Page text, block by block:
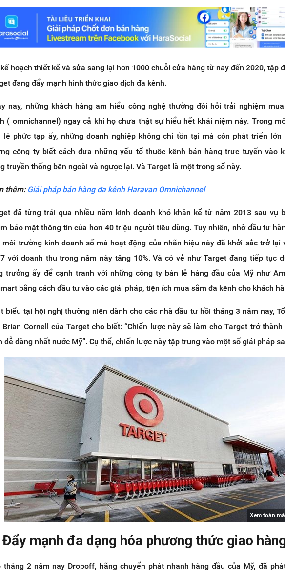
hoạch thiết kế và sửa sang lại hơn 1000 chuỗi cửa hàng từ nay đến 2020, tập
đang đẩy mạnh hình thức giao dịch đa kênh.
nay, những khách hàng am hiểu công nghệ thường đòi hỏi trải nghiệm
( omnichannel) ngay cả khi họ chưa thật sự hiểu hết khái niệm này. Trong
lẻ phức tạp ấy, những doanh nghiệp không chỉ tồn tại mà còn phát triển lớn
công ty biết cách đưa những yếu tố thuộc kênh bán hàng trực tuyến vào
truyền thống bên ngoài và ngược lại. Và Target là một trong số này.
thêm: Giải pháp bán hàng đa kênh Haravan Omnichannel
đã từng trải qua nhiều năm kinh doanh khó khăn kể từ năm 2013 sau vụ
bảo mật thông tin của hơn 40 triệu người tiêu dùng. Tuy nhiên, nhờ đầu tư
môi trường kinh doanh số mà hoạt động của nhãn hiệu này đã khởi sắc trở lại
với doanh thu trong năm này tăng 10%. Và có vẻ như Target đang tiếp tục
trưởng ấy để cạnh tranh với những công ty bán lẻ hàng đầu của Mỹ như
bằng cách đầu tư vào các giải pháp, tiện ích mua sắm đa kênh cho khách
biểu tại hội nghị thường niên dành cho các nhà đầu tư hồi tháng 3 năm nay,
Brian Cornell của Target cho biết: “Chiến lược này sẽ làm cho Target trở thành
dễ dàng nhất nước Mỹ”. Cụ thể, chiến lược này tập trung vào một số giải pháp
Xem toàn
Đẩy mạnh đa dạng hóa phương thức giao
tháng 2 năm nay Dropoff, hãng chuyển phát nhanh hàng đầu của Mỹ, đã